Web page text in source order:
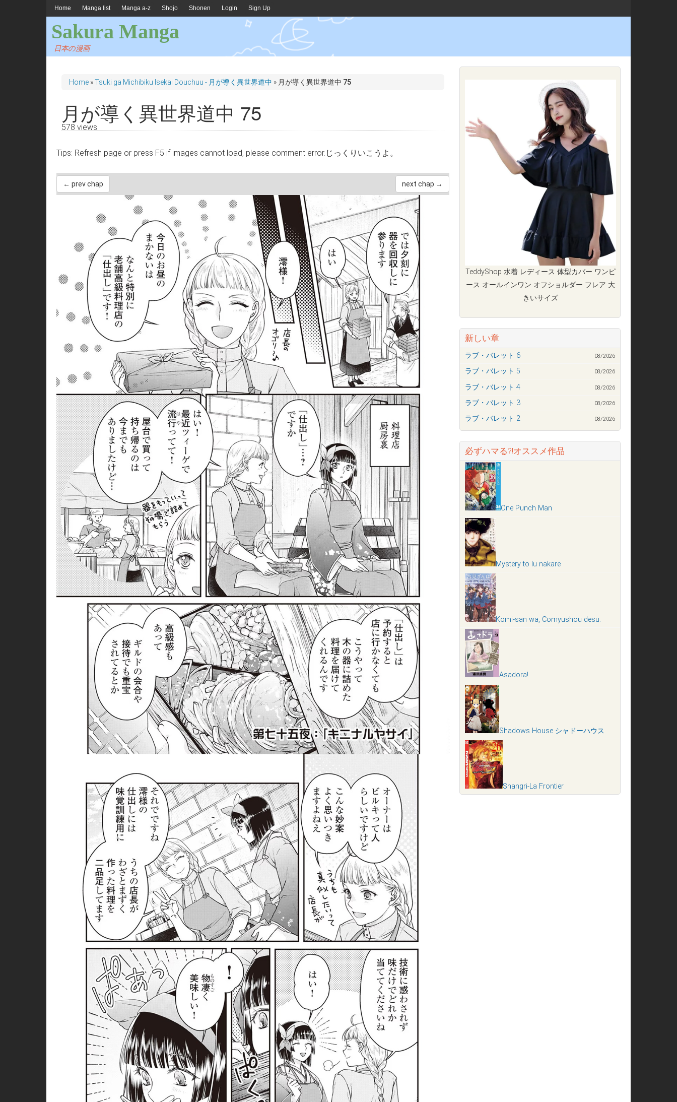
Home Manga list Manga a-z Shojo Shonen Login Sign Up
Sakura Manga
日本の漫画
Home »Tsuki ga Michibiku Isekai Douchuu - 月が導く異世界道中 » 月が導く異世界道中 75
月が導く異世界道中 75
578 views
Tips: Refresh page or press F5 if images cannot load, please comment error.じっくりいこうよ。
← prev chap next chap →
TeddyShop 水着 レディース 体型カバー ワンピ
ース オールインワン オフショルダー フレア 大
きいサイズ
新しい章
ラブ・バレット 6 08/2026
ラブ・バレット 5 08/2026
ラブ・バレット 4 08/2026
ラブ・バレット 3 08/2026
ラブ・バレット 2 08/2026
必ずハマる?!オススメ作品
One Punch Man
Mystery to Iu nakare
Komi-san wa, Comyushou desu.
Asadora!
Shadows House シャドーハウス
Shangri-La Frontier